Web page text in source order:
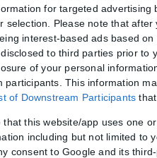
for targeted
selection. Please note that
interest-based ads based
to third parties prior to
of your personal
participants. This information
of Downstream Participants
that this website/app uses one
including but not limited to
consent to Google and its
η τηλεόραση, δήλωσε
ώρα Ελλάδος), καθώς
η κηδεία, πιστοί περίμεναν
ύμνους. Σε τεράστιο
δολαρίων για τον θάνατό του.